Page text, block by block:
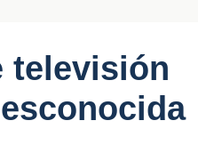
televisión